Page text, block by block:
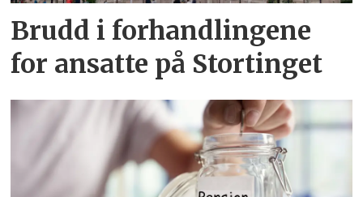
Brudd i forhandlingene
for ansatte på Stortinget